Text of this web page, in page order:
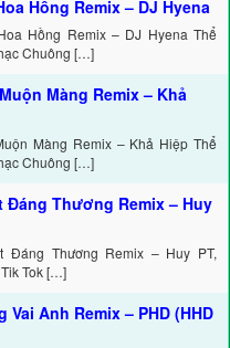
Hồng Remix – DJ Hyena
Hồng Remix – DJ Hyena Thể
Chuông […]
Màng Remix – Khả
Màng Remix – Khả Hiệp Thể
Chuông […]
Đáng Thương Remix – Huy
Đáng Thương Remix – Huy PT,
Tok […]
Anh Remix – PHD (HHD